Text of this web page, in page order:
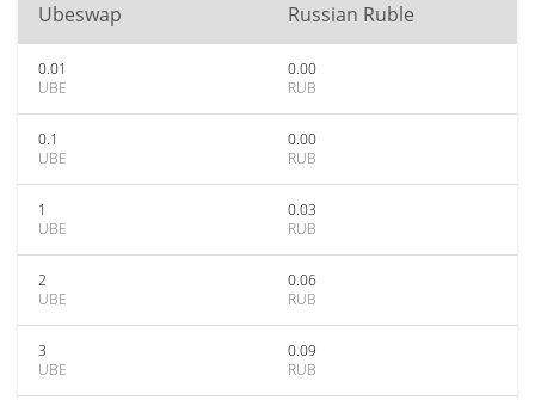
Ubeswap Russian Ruble
0.01
UBE
0.00
RUB
0.1
UBE
0.00
RUB
1
UBE
0.03
RUB
2
UBE
0.06
RUB
3
UBE
0.09
RUB